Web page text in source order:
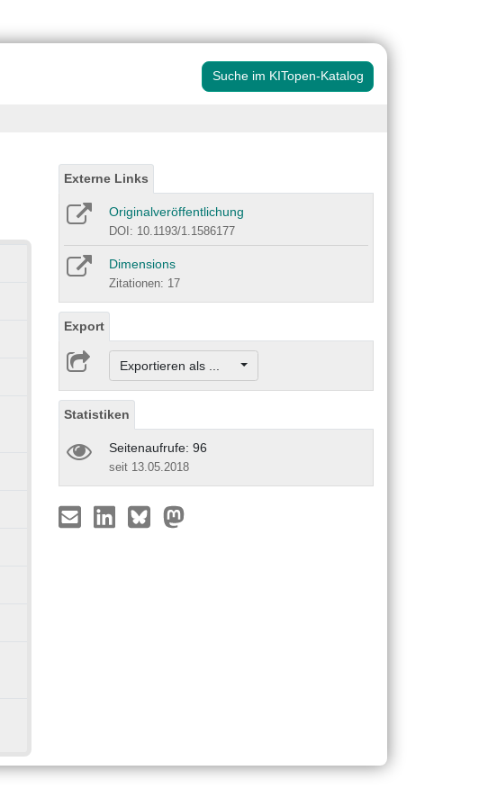
Suche im KITopen-Katalog
Externe Links
Originalveröffentlichung
DOI: 10.1193/1.1586177
Dimensions
Zitationen: 17
Export
Exportieren als ...
Statistiken
Seitenaufrufe: 96
seit 13.05.2018